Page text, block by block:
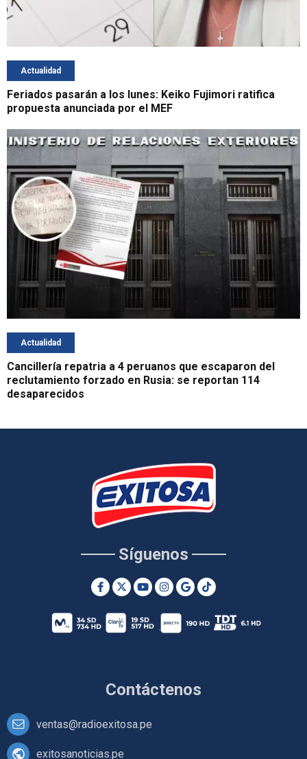
Actualidad
Feriados pasarán a los lunes: Keiko Fujimori ratifica
propuesta anunciada por el MEF
Actualidad
Cancillería repatria a 4 peruanos que escaparon del
reclutamiento forzado en Rusia: se reportan 114
desaparecidos
Contáctenos
ventas@radioexitosa.pe
exitosanoticias.pe
Síguenos